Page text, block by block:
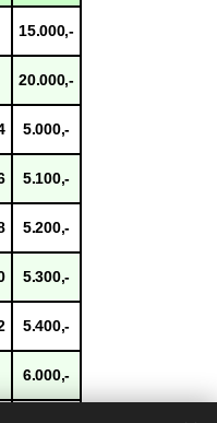
15.000,-
20.000,-
5.000,-
5.100,-
5.200,-
5.300,-
5.400,-
6.000,-